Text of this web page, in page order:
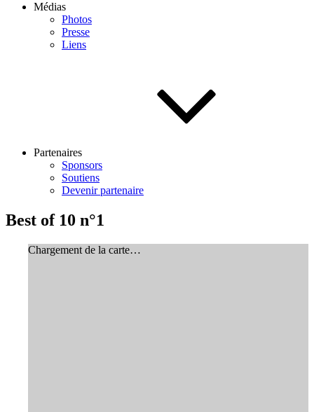
Médias
Photos
Presse
Liens
Partenaires
Sponsors
Soutiens
Devenir partenaire
Best of 10 n°1
Chargement de la carte…